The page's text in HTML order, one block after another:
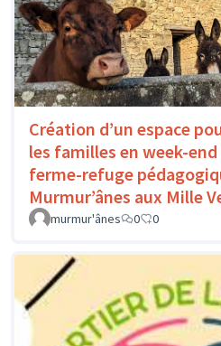
Création d’un espace
les familles en week-
ferme-refuge
Murmur’ânes aux Mille
murmur'ânes 0 0